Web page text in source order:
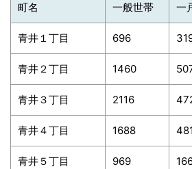
町名 一般世帯 一
青井１丁目 696
青井２丁目 1460
青井３丁目 2116
青井４丁目 1688 481
青井５丁目 969